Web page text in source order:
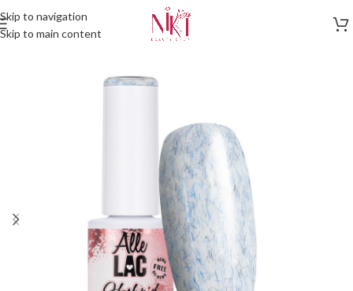
Skip to navigation
Skip to main content